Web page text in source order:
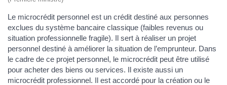
Le microcrédit personnel est un crédit destiné aux personnes
exclues du système bancaire classique (faibles revenus ou
situation professionnelle fragile). Il sert à réaliser un projet
personnel destiné à améliorer la situation de l’emprunteur. Dans
le cadre de ce projet personnel, le microcrédit peut être utilisé
pour acheter des biens ou services. Il existe aussi un
microcrédit professionnel. Il est accordé pour la création ou le